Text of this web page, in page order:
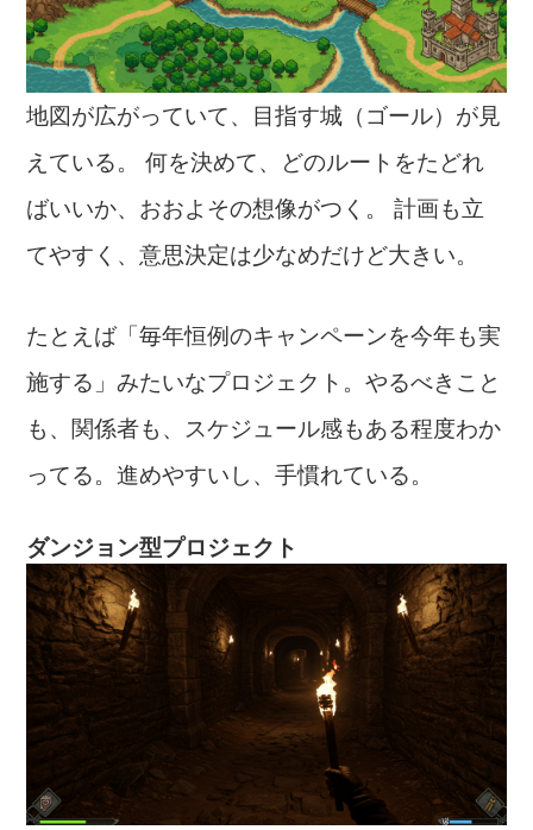
地図が広がっていて、目指す城（ゴール）が見
えている。 何を決めて、どのルートをたどれ
ばいいか、おおよその想像がつく。 計画も立
てやすく、意思決定は少なめだけど大きい。
たとえば「毎年恒例のキャンペーンを今年も実
施する」みたいなプロジェクト。やるべきこと
も、関係者も、スケジュール感もある程度わか
ってる。進めやすいし、手慣れている。
ダンジョン型プロジェクト